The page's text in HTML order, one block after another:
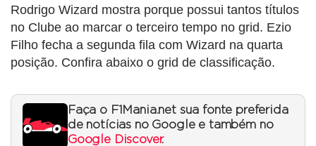
Rodrigo Wizard mostra porque possui tantos títulos
no Clube ao marcar o terceiro tempo no grid. Ezio
Filho fecha a segunda fila com Wizard na quarta
posição. Confira abaixo o grid de classificação.
Faça o F1Mania.net sua fonte preferida
de notícias no Google e também no
Google Discover.